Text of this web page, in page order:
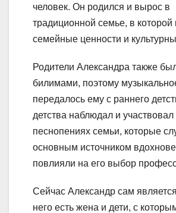
человек. Он родился и вырос в
традиционной семье, в которой
семейные ценности и
Родители Александра также
билимами, поэтому
передалось ему с раннего
детства наблюдал и участвовал
песнопениях семьи, которые
основным источником
повлияли на его выбор
Сейчас Александр сам
него есть жена и дети, с